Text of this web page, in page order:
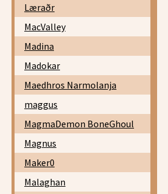
Læraðr
MacValley
Madina
Madokar
Maedhros Narmolanja
maggus
MagmaDemon BoneGhoul
Magnus
Maker0
Malaghan